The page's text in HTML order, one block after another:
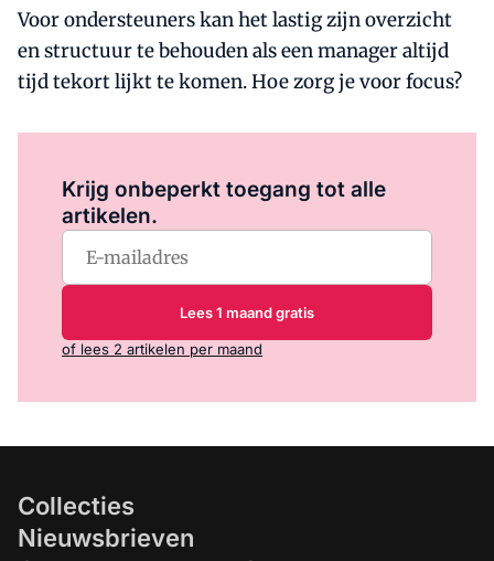
Voor ondersteuners kan het lastig zijn overzicht
en structuur te behouden als een manager altijd
tijd tekort lijkt te komen. Hoe zorg je voor focus?
Krijg onbeperkt toegang tot alle
artikelen.
Lees 1 maand gratis
of lees 2 artikelen per maand
Collecties
Nieuwsbrieven